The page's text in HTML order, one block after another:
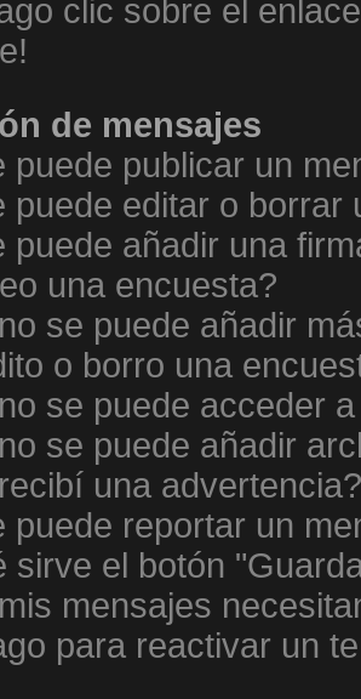
clic sobre el
de mensajes
puede publicar un
puede editar o borrar
puede añadir una
una encuesta?
se puede añadir
o borro una
se puede acceder
se puede añadir
una advertencia?
puede reportar un
sirve el botón
mensajes
para reactivar un